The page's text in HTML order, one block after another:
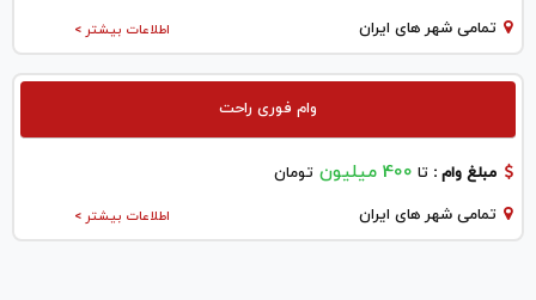
اطلاعات بیشتر > تمامی شهر های ایران
وام فوری راحت
مبلغ وام : تا 400 میلیون تومان
اطلاعات بیشتر > تمامی شهر های ایران